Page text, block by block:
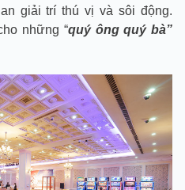
giải trí thú vị và sôi động.
những “quý ông quý bà”